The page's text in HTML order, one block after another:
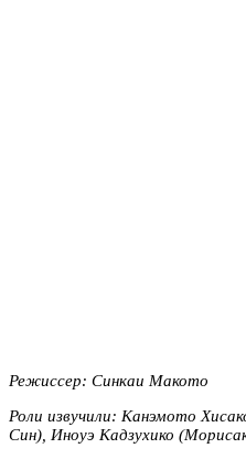
Режиссер: Синкаи Макото
Роли извучили: Канэмото
Син), Иноуэ Кадзухико